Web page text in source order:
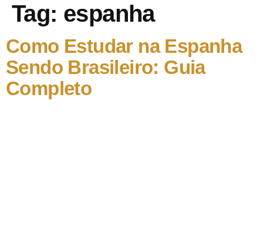
Tag: espanha
Como Estudar na Espanha
Sendo Brasileiro: Guia
Completo